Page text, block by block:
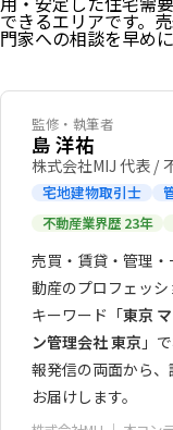
できるエリアです。
門家への相談を早め
監修・執筆者
島 洋祐
株式会社MIJ 代表 /
宅地建物取引士
不動産業界歴 23年
売買・賃貸・管理
動産のプロフェッ
キーワード「東京
ン管理会社 東京 」
報発信の両面から
お届けします。
戸越銀座の不動
戸越銀座の資産
①交通利便性
②生活インフ
③品川区の発
戸越銀座の不動
旧耐震マンシ